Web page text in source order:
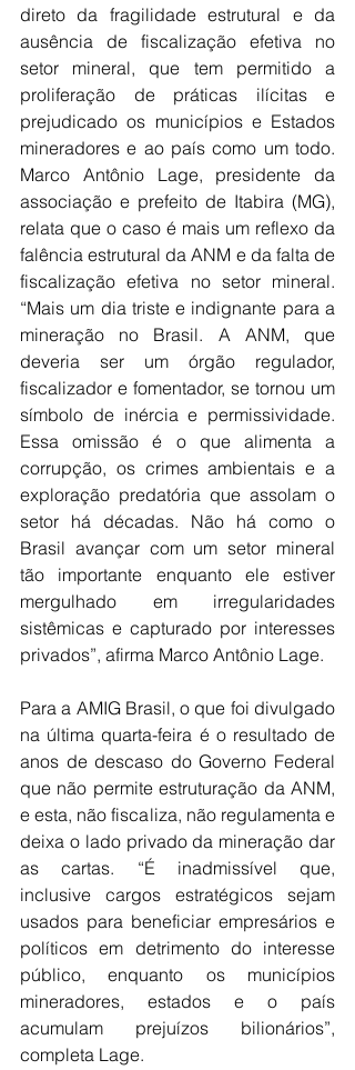
direto da fragilidade estrutural e da
ausência de fiscalização efetiva no
setor mineral, que tem permitido a
proliferação de práticas ilícitas e
prejudicado os municípios e Estados
mineradores e ao país como um todo.
Marco Antônio Lage, presidente da
associação e prefeito de Itabira (MG),
relata que o caso é mais um reflexo da
falência estrutural da ANM e da falta de
fiscalização efetiva no setor mineral.
“Mais um dia triste e indignante para a
mineração no Brasil. A ANM, que
deveria ser um órgão regulador,
fiscalizador e fomentador, se tornou um
símbolo de inércia e permissividade.
Essa omissão é o que alimenta a
corrupção, os crimes ambientais e a
exploração predatória que assolam o
setor há décadas. Não há como o
Brasil avançar com um setor mineral
tão importante enquanto ele estiver
mergulhado em irregularidades
sistêmicas e capturado por interesses
privados”, afirma Marco Antônio Lage.
Para a AMIG Brasil, o que foi divulgado
na última quarta-feira é o resultado de
anos de descaso do Governo Federal
que não permite estruturação da ANM,
e esta, não fiscaliza, não regulamenta e
deixa o lado privado da mineração dar
as cartas. “É inadmissível que,
inclusive cargos estratégicos sejam
usados para beneficiar empresários e
políticos em detrimento do interesse
público, enquanto os municípios
mineradores, estados e o país
acumulam prejuízos bilionários”,
completa Lage.